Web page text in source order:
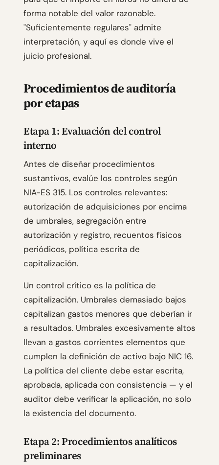
forma notable del valor razonable.
"Suficientemente regulares" admite
interpretación, y aquí es donde vive el
juicio profesional.
Procedimientos de auditoría
por etapas
Etapa 1: Evaluación del control
interno
Antes de diseñar procedimientos
sustantivos, evalúe los controles según
NIA-ES 315. Los controles relevantes:
autorización de adquisiciones por encima
de umbrales, segregación entre
autorización y registro, recuentos físicos
periódicos, política escrita de
capitalización.
Un control crítico es la política de
capitalización. Umbrales demasiado bajos
capitalizan gastos menores que deberían ir
a resultados. Umbrales excesivamente altos
llevan a gastos corrientes elementos que
cumplen la definición de activo bajo NIC 16.
La política del cliente debe estar escrita,
aprobada, aplicada con consistencia — y el
auditor debe verificar la aplicación, no solo
la existencia del documento.
Etapa 2: Procedimientos analíticos
preliminares